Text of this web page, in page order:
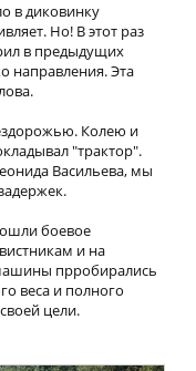
в диковинку
Но! В этот раз
в предыдущих
направления. Эта
Колею и
"трактор".
Васильева, мы
боевое
и на
прробирались
веса и полного
цели.